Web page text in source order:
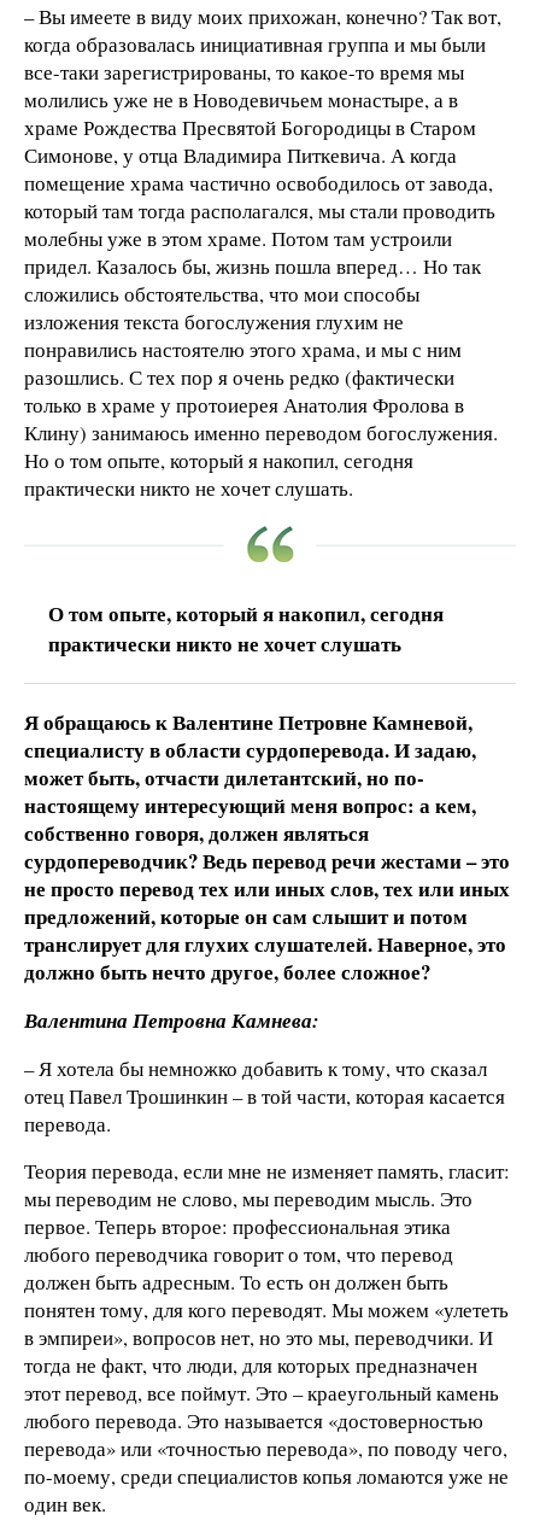
– Вы имеете в виду моих прихожан, конечно? Так вот,
когда образовалась инициативная группа и мы были
все-таки зарегистрированы, то какое-то время мы
молились уже не в Новодевичьем монастыре, а в
храме Рождества Пресвятой Богородицы в Старом
Симонове, у отца Владимира Питкевича. А когда
помещение храма частично освободилось от завода,
который там тогда располагался, мы стали проводить
молебны уже в этом храме. Потом там устроили
придел. Казалось бы, жизнь пошла вперед… Но так
сложились обстоятельства, что мои способы
изложения текста богослужения глухим не
понравились настоятелю этого храма, и мы с ним
разошлись. С тех пор я очень редко (фактически
только в храме у протоиерея Анатолия Фролова в
Клину) занимаюсь именно переводом богослужения.
Но о том опыте, который я накопил, сегодня
практически никто не хочет слушать.
О том опыте, который я накопил, сегодня
практически никто не хочет слушать
Я обращаюсь к Валентине Петровне Камневой,
специалисту в области сурдоперевода. И задаю,
может быть, отчасти дилетантский, но по-
настоящему интересующий меня вопрос: а кем,
собственно говоря, должен являться
сурдопереводчик? Ведь перевод речи жестами – это
не просто перевод тех или иных слов, тех или иных
предложений, которые он сам слышит и потом
транслирует для глухих слушателей. Наверное, это
должно быть нечто другое, более сложное?
Валентина Петровна Камнева:
– Я хотела бы немножко добавить к тому, что сказал
отец Павел Трошинкин – в той части, которая касается
перевода.
Теория перевода, если мне не изменяет память, гласит:
мы переводим не слово, мы переводим мысль. Это
первое. Теперь второе: профессиональная этика
любого переводчика говорит о том, что перевод
должен быть адресным. То есть он должен быть
понятен тому, для кого переводят. Мы можем «улететь
в эмпиреи», вопросов нет, но это мы, переводчики. И
тогда не факт, что люди, для которых предназначен
этот перевод, все поймут. Это – краеугольный камень
любого перевода. Это называется «достоверностью
перевода» или «точностью перевода», по поводу чего,
по-моему, среди специалистов копья ломаются уже не
один век.